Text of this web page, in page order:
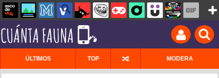
ÚLTIMOS TOP MODERA